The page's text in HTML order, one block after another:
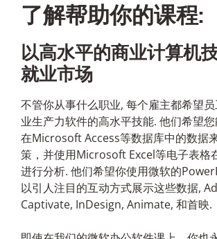
了解帮助你的课程:
以高水平的商业计算机
就业市场
不管你从事什么职业, 每个雇主都希望
业生产力软件的高水平技能. 他们希望
在Microsoft Access等数据库中的数据
策，并使用Microsoft Excel等电子表格
进行分析. 他们希望你使用微软的
以引人注目的互动方式展示这些数据,
Captivate, InDesign, Animate, 和首映.